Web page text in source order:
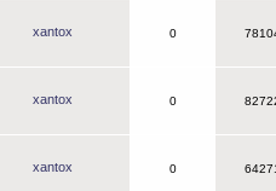
xantox 0
xantox 0
xantox 0